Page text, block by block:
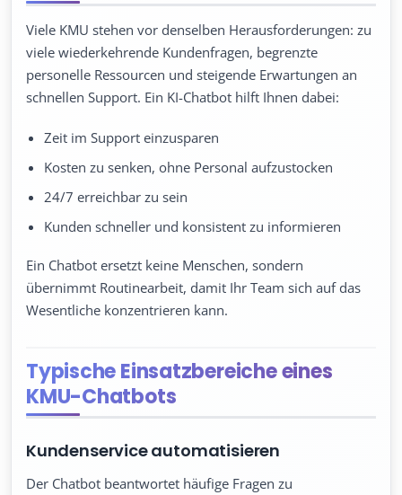
Viele KMU stehen vor denselben Herausforderungen: zu
viele wiederkehrende Kundenfragen, begrenzte
personelle Ressourcen und steigende Erwartungen an
schnellen Support. Ein KI-Chatbot hilft Ihnen dabei:
Zeit im Support einzusparen
Kosten zu senken, ohne Personal aufzustocken
24/7 erreichbar zu sein
Kunden schneller und konsistent zu informieren
Ein Chatbot ersetzt keine Menschen, sondern
übernimmt Routinearbeit, damit Ihr Team sich auf das
Wesentliche konzentrieren kann.
Typische Einsatzbereiche eines
KMU-Chatbots
Kundenservice automatisieren
Der Chatbot beantwortet häufige Fragen zu